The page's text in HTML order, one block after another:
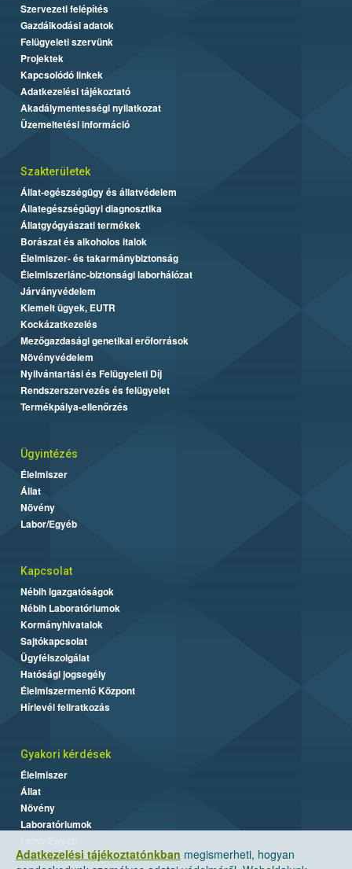
Adatkezelési tájékoztatónkban megismerheti, hogyan
Szervezeti felépítés
Gazdálkodási adatok
Felügyeleti szervünk
Projektek
Kapcsolódó linkek
Adatkezelési tájékoztató
Akadálymentességi nyilatkozat
Üzemeltetési információ
Szakterületek
Állat-egészségügy és állatvédelem
Állategészségügyi diagnosztika
Állatgyógyászati termékek
Borászat és alkoholos italok
Élelmiszer- és takarmánybiztonság
Élelmiszerlánc-biztonsági laborhálózat
Járványvédelem
Kiemelt ügyek, EUTR
Kockázatkezelés
Mezőgazdasági genetikai erőforrások
Növényvédelem
Nyilvántartási és Felügyeleti Díj
Rendszerszervezés és felügyelet
Termékpálya-ellenőrzés
Ügyintézés
Élelmiszer
Állat
Növény
Labor/Egyéb
Kapcsolat
Nébih Igazgatóságok
Nébih Laboratóriumok
Kormányhivatalok
Sajtókapcsolat
Ügyfélszolgálat
Hatósági jogsegély
Élelmiszermentő Központ
Hírlevél feliratkozás
Gyakori kérdések
Élelmiszer
Állat
Növény
Laboratóriumok